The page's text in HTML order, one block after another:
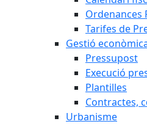
Ordenances
Tarifes de
Gestió
Pressupost
Execució
Plantilles
Contractes,
Urbanisme